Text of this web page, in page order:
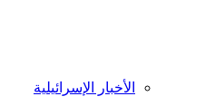
الأخبار الإسرائيلية